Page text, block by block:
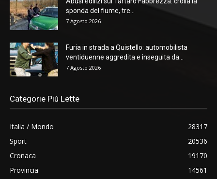
sponda del fiume, tre...
7 Agosto 2026
Furia in strada a Quistello: automobilista
ventiduenne aggredita e inseguita da...
7 Agosto 2026
Categorie Più Lette
Italia / Mondo
28317
Sport
20536
Cronaca
19170
Provincia
14561